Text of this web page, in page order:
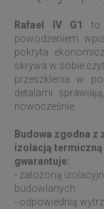
Rafael IV G1
to
powodzeniem
pokryta
skrywa w sobie
przeszklenia w
detalami
nowocześnie.
Budowa zgodna
izolacją
gwarantuje:
- założoną
budowlanych
- odpowiednią